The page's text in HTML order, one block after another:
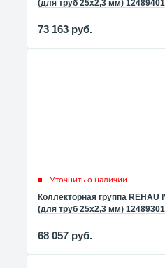
(для труб 25x2,3 мм)
73 163 руб.
Уточнить о наличии
Коллекторная группа REHAU
(для труб 25x2,3 мм)
68 057 руб.